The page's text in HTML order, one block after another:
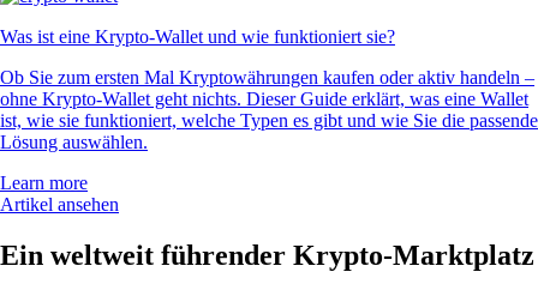
Was ist eine Krypto-Wallet und wie funktioniert sie?
Ob Sie zum ersten Mal Kryptowährungen kaufen oder aktiv handeln –
ohne Krypto-Wallet geht nichts. Dieser Guide erklärt, was eine Wallet
ist, wie sie funktioniert, welche Typen es gibt und wie Sie die passende
Lösung auswählen.
Learn more
Artikel ansehen
Ein weltweit führender Krypto-Marktplatz